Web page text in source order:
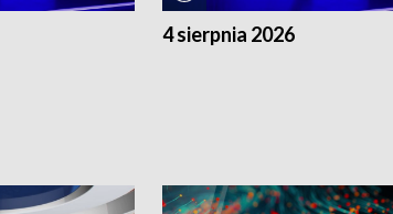
4 sierpnia 2026